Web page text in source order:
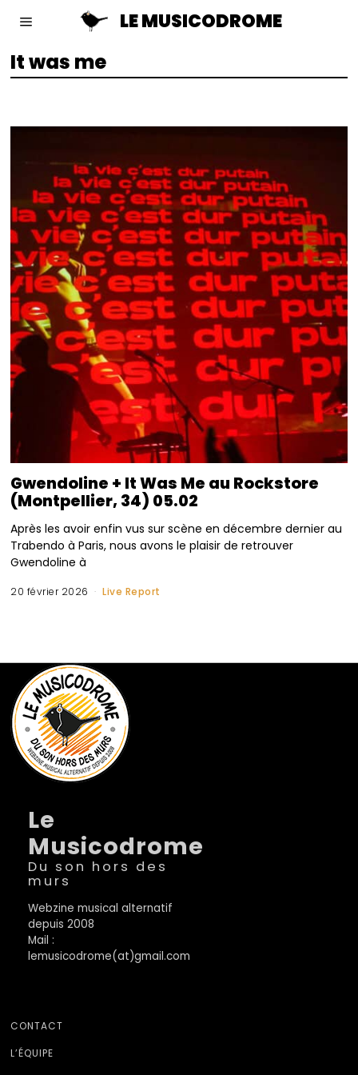
LE MUSICODROME
It was me
Gwendoline + It Was Me au Rockstore
(Montpellier, 34) 05.02
Après les avoir enfin vus sur scène en décembre dernier au
Trabendo à Paris, nous avons le plaisir de retrouver
Gwendoline à
20 février 2026 Live Report
Le
Musicodrome
Du son hors des
murs
Webzine musical alternatif
depuis 2008
Mail :
lemusicodrome(at)gmail.com
CONTACT
L’ÉQUIPE